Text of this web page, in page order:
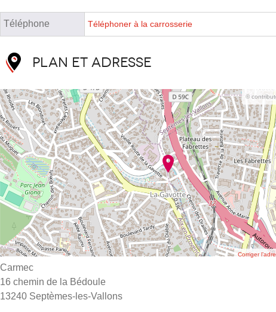
Téléphone Téléphoner à la carrosserie
Plan et adresse
©
Corriger
Carmec
16 chemin de la Bédoule
13240 Septèmes-les-Vallons